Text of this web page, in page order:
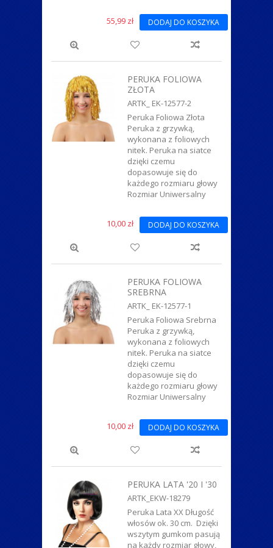
55,99 zł DODAJ DO KOSZYKA
PERUKA FOLIOWA
ZŁOTA
ARTK_ EK-12577-2
Peruka Foliowa Złota
Peruka z grzywką,
wykonana z foliowych
nitek. Peruka na siatce
dzięki czemu
dopasowuje się do
każdego rozmiaru głowy
Rozmiar Uniwersalny
10,00 zł DODAJ DO KOSZYKA
PERUKA FOLIOWA
SREBRNA
ARTK_ EK-12577-1
Peruka Foliowa Srebrna
Peruka z grzywką,
wykonana z foliowych
nitek. Peruka na siatce
dzięki czemu
dopasowuje się do
każdego rozmiaru głowy
Rozmiar Uniwersalny
10,00 zł DODAJ DO KOSZYKA
PERUKA LATA '20 I '30
ARTK_EKW-18279
Peruka Lata XX Długość
włosów ok. 30 cm. Dzięki
wszytym gumkom pasują
na każdy rozmiar głowy,